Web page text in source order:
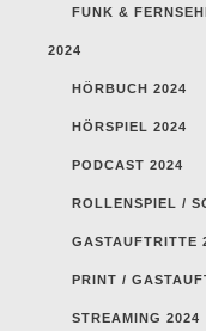
FUNK &
2024
HÖRBUCH 2024
HÖRSPIEL 2024
PODCAST 2024
ROLLENSPIEL /
GASTAUFTRITTE
PRINT /
STREAMING 2024